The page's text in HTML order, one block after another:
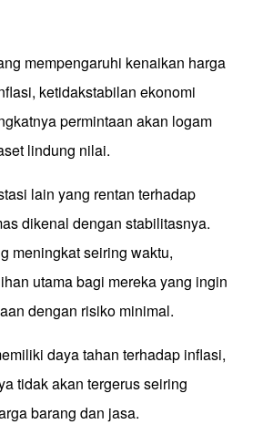
mempengaruhi kenaikan harga
ketidakstabilan ekonomi
permintaan akan logam
lindung nilai.
lain yang rentan terhadap
dikenal dengan stabilitasnya.
meningkat seiring waktu,
utama bagi mereka yang ingin
dengan risiko minimal.
daya tahan terhadap inflasi,
tidak akan tergerus seiring
barang dan jasa.